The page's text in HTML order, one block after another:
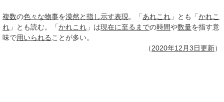
複数の色々な物事を漠然と指し示す表現 。「あれこれ 」とも「かれこ
れ 」とも読む。「かれこれ 」は現在に至るまでの時間や数量を指す意
味で用いられる ことが多い。
（2020年12月3日更新）